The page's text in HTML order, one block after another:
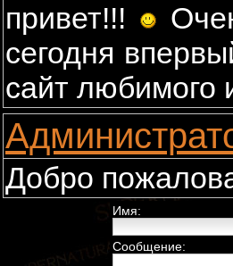
привет!!!
сегодня
сайт любимого
Добро
Имя:
Сообщение: